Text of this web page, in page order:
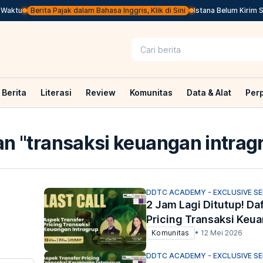
Berita Pajak dalam Bahasa Inggris, Klik di Sini Istana Belum Kirim
Berita Literasi Review Komunitas Data & Alat
"transaksi keuangan
DDTC ACADEMY - EXCLUSIVE
2 Jam Lagi Ditutup!
Pricing Transaksi
Komunitas • 12 Mei 2026
DDTC ACADEMY - EXCLUSIVE